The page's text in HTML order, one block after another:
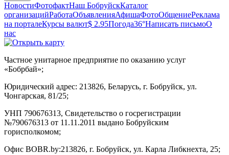
НовостиФотофактНаш БобруйскКаталог
организацийРаботаОбъявленияАфишаФотоОбщениеРеклама
на порталеКурсы валют$ 2.95Погода36°Написать письмоО
нас
Частное унитарное предприятие по оказанию услуг
«Бобрбай»;
Юридический адрес: 213826, Беларусь, г. Бобруйск, ул.
Чонгарская, 81/25;
УНП 790676313, Свидетельство о госрегистрации
№790676313 от 11.11.2011 выдано Бобруйским
горисполкомом;
Офис BOBR.by:213826, г. Бобруйск, ул. Карла Либкнехта, 25;